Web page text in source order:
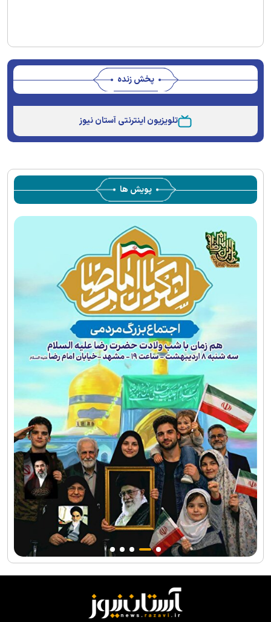
پخش زنده
تلویزیون اینترنتی آستان نیوز
پویش ها